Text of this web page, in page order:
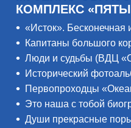
КОМПЛЕКС
«Исток». Бесконечная
Капитаны большого
Люди и судьбы (ВДЦ
Исторический
Первопроходцы
Это наша с тобой
Души прекрасные